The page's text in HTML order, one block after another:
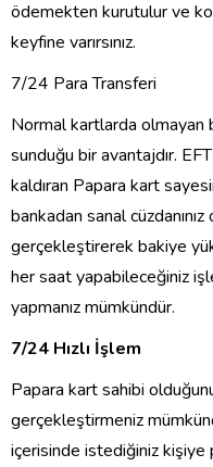
ödemekten kurutulur ve
keyfine varırsınız.
7/24 Para Transferi
Normal kartlarda olmayan
sunduğu bir avantajdır.
kaldıran Papara kart
bankadan sanal
gerçekleştirerek bakiye
her saat yapabileceğiniz
yapmanız mümkündür.
7/24 Hızlı İşlem
Papara kart sahibi
gerçekleştirmeniz
içerisinde istediğiniz kişiye